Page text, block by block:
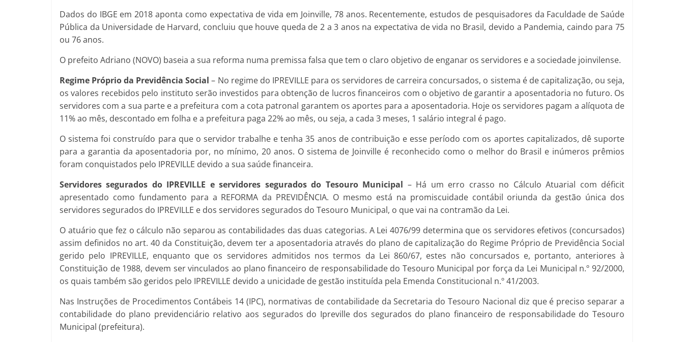
Dados do IBGE em 2018 aponta como expectativa de vida em Joinville, 78 anos. Recentemente, estudos de pesquisadores da Faculdade de Saúde
Pública da Universidade de Harvard, concluiu que houve queda de 2 a 3 anos na expectativa de vida no Brasil, devido a Pandemia, caindo para 75
ou 76 anos.
O prefeito Adriano (NOVO) baseia a sua reforma numa premissa falsa que tem o claro objetivo de enganar os servidores e a sociedade joinvilense.
Regime Próprio da Previdência Social – No regime do IPREVILLE para os servidores de carreira concursados, o sistema é de capitalização, ou seja,
os valores recebidos pelo instituto serão investidos para obtenção de lucros financeiros com o objetivo de garantir a aposentadoria no futuro. Os
servidores com a sua parte e a prefeitura com a cota patronal garantem os aportes para a aposentadoria. Hoje os servidores pagam a alíquota de
11% ao mês, descontado em folha e a prefeitura paga 22% ao mês, ou seja, a cada 3 meses, 1 salário integral é pago.
O sistema foi construído para que o servidor trabalhe e tenha 35 anos de contribuição e esse período com os aportes capitalizados, dê suporte
para a garantia da aposentadoria por, no mínimo, 20 anos. O sistema de Joinville é reconhecido como o melhor do Brasil e inúmeros prêmios
foram conquistados pelo IPREVILLE devido a sua saúde financeira.
Servidores segurados do IPREVILLE e servidores segurados do Tesouro Municipal – Há um erro crasso no Cálculo Atuarial com déficit
apresentado como fundamento para a REFORMA da PREVIDÊNCIA. O mesmo está na promiscuidade contábil oriunda da gestão única dos
servidores segurados do IPREVILLE e dos servidores segurados do Tesouro Municipal, o que vai na contramão da Lei.
O atuário que fez o cálculo não separou as contabilidades das duas categorias. A Lei 4076/99 determina que os servidores efetivos (concursados)
assim definidos no art. 40 da Constituição, devem ter a aposentadoria através do plano de capitalização do Regime Próprio de Previdência Social
gerido pelo IPREVILLE, enquanto que os servidores admitidos nos termos da Lei 860/67, estes não concursados e, portanto, anteriores à
Constituição de 1988, devem ser vinculados ao plano financeiro de responsabilidade do Tesouro Municipal por força da Lei Municipal n.º 92/2000,
os quais também são geridos pelo IPREVILLE devido a unicidade de gestão instituída pela Emenda Constitucional n.º 41/2003.
Nas Instruções de Procedimentos Contábeis 14 (IPC), normativas de contabilidade da Secretaria do Tesouro Nacional diz que é preciso separar a
contabilidade do plano previdenciário relativo aos segurados do Ipreville dos segurados do plano financeiro de responsabilidade do Tesouro
Municipal (prefeitura).